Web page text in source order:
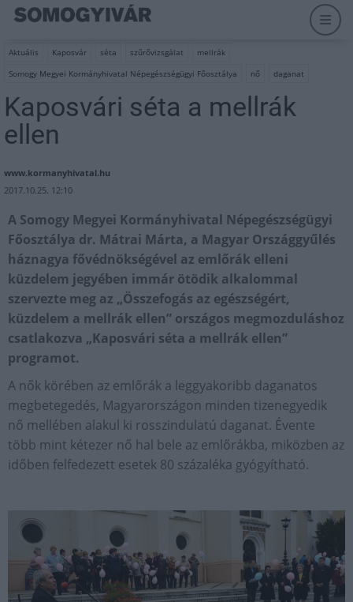
Aktuális Kaposvár séta szűrővizsgálat
mellrák
Somogy Megyei Kormányhivatal Népegészségügyi Főosztálya
nő daganat
Kaposvári séta a mellrák
ellen
www.kormanyhivatal.hu
2017.10.25. 12:10
A Somogy Megyei Kormányhivatal Népegészségügyi
Főosztálya dr. Mátrai Márta, a Magyar Országgyűlés
háznagya fővédnökségével az emlőrák elleni
küzdelem jegyében immár ötödik alkalommal
szervezte meg az „Összefogás az egészségért,
küzdelem a mellrák ellen” országos megmozduláshoz
csatlakozva „Kaposvári séta a mellrák ellen”
programot.
A nők körében az emlőrák a leggyakoribb daganatos
megbetegedés, Magyarországon minden tizenegyedik
nő mellében alakul ki rosszindulatú daganat. Évente
több mint kétezer nő hal bele az emlőrákba, miközben az
időben felfedezett esetek 80 százaléka gyógyítható.